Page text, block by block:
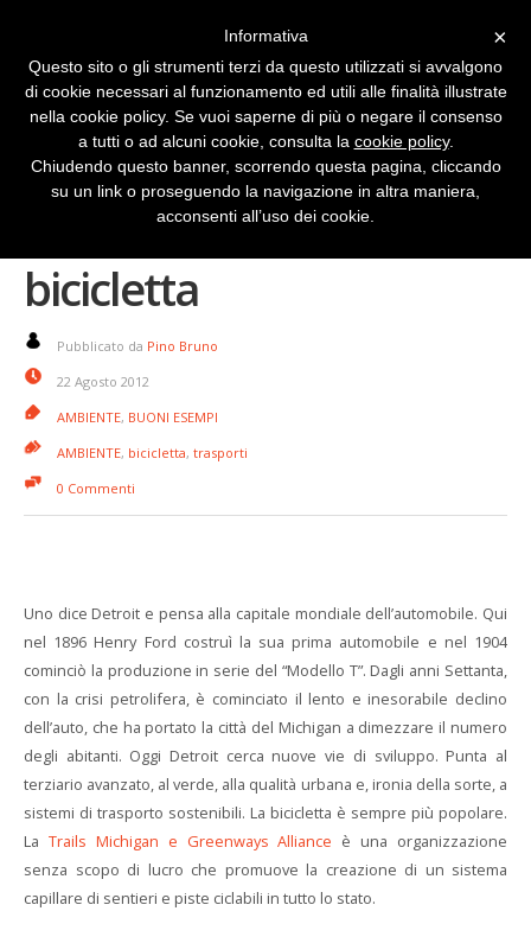
Detroit dall’auto alla
bicicletta
Pubblicato da Pino Bruno
22 Agosto 2012
AMBIENTE, BUONI ESEMPI
AMBIENTE, bicicletta, trasporti
0 Commenti
Uno dice Detroit e pensa alla capitale mondiale dell’automobile. Qui
nel 1896 Henry Ford costruì la sua prima automobile e nel 1904
cominciò la produzione in serie del “Modello T”. Dagli anni Settanta,
con la crisi petrolifera, è cominciato il lento e inesorabile declino
dell’auto, che ha portato la città del Michigan a dimezzare il numero
degli abitanti. Oggi Detroit cerca nuove vie di sviluppo. Punta al
terziario avanzato, al verde, alla qualità urbana e, ironia della sorte, a
sistemi di trasporto sostenibili. La bicicletta è sempre più popolare.
La Trails Michigan e Greenways Alliance è una organizzazione
senza scopo di lucro che promuove la creazione di un sistema
capillare di sentieri e piste ciclabili in tutto lo stato.
×
Informativa
Questo sito o gli strumenti terzi da questo utilizzati si avvalgono
di cookie necessari al funzionamento ed utili alle finalità illustrate
nella cookie policy. Se vuoi saperne di più o negare il consenso
a tutti o ad alcuni cookie, consulta la cookie policy.
Chiudendo questo banner, scorrendo questa pagina, cliccando
su un link o proseguendo la navigazione in altra maniera,
acconsenti all’uso dei cookie.